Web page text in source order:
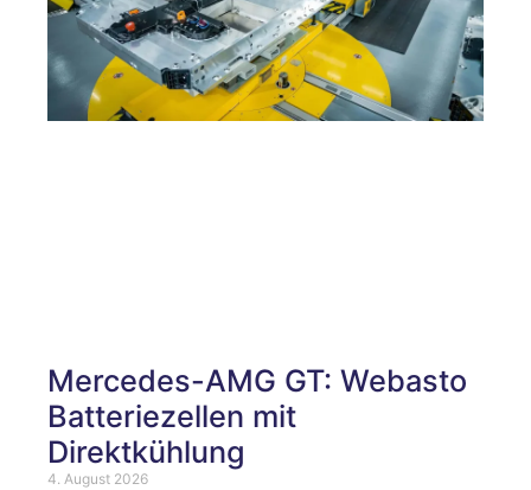
Mercedes-AMG GT: Webasto
Batteriezellen mit
Direktkühlung
4. August 2026